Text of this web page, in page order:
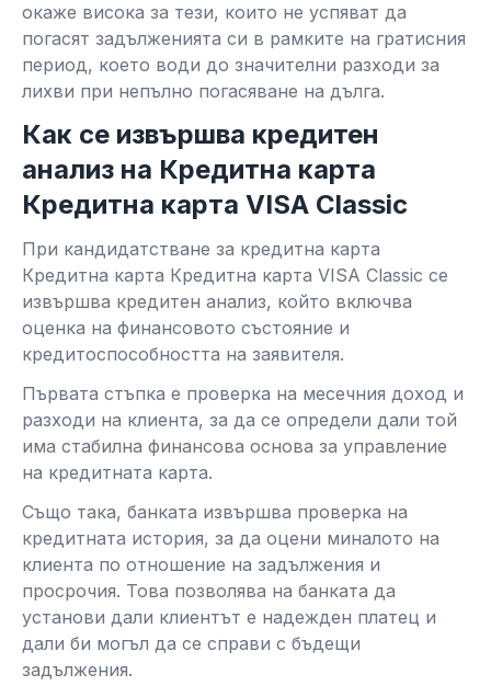
окаже висока за тези, които не успяват да
погасят задълженията си в рамките на гратисния
период, което води до значителни разходи за
лихви при непълно погасяване на дълга.
Как се извършва кредитен
анализ на Кредитна карта
Кредитна карта VISA Classic
При кандидатстване за кредитна карта
Кредитна карта Кредитна карта VISA Classic се
извършва кредитен анализ, който включва
оценка на финансовото състояние и
кредитоспособността на заявителя.
Първата стъпка е проверка на месечния доход и
разходи на клиента, за да се определи дали той
има стабилна финансова основа за управление
на кредитната карта.
Също така, банката извършва проверка на
кредитната история, за да оцени миналото на
клиента по отношение на задължения и
просрочия. Това позволява на банката да
установи дали клиентът е надежден платец и
дали би могъл да се справи с бъдещи
задължения.